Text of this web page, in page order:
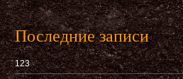
Последние записи
123